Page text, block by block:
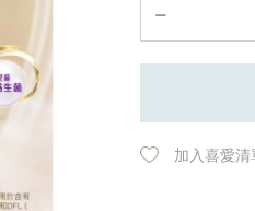
加入喜愛清